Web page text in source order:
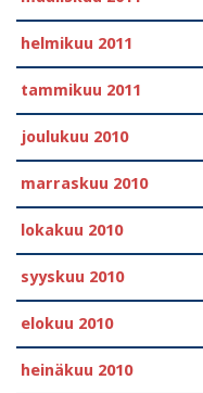
helmikuu 2011
tammikuu 2011
joulukuu 2010
marraskuu 2010
lokakuu 2010
syyskuu 2010
elokuu 2010
heinäkuu 2010